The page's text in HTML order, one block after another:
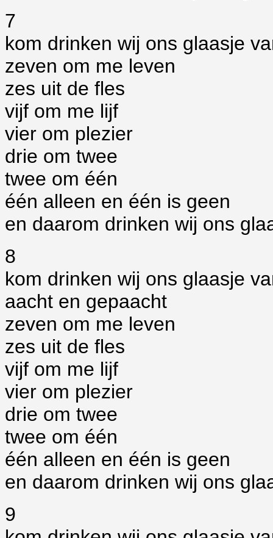
7
kom drinken wij ons glaasje
zeven om me leven
zes uit de fles
vijf om me lijf
vier om plezier
drie om twee
twee om één
één alleen en één is geen
en daarom drinken wij ons
8
kom drinken wij ons glaasje
aacht en gepaacht
zeven om me leven
zes uit de fles
vijf om me lijf
vier om plezier
drie om twee
twee om één
één alleen en één is geen
en daarom drinken wij ons
9